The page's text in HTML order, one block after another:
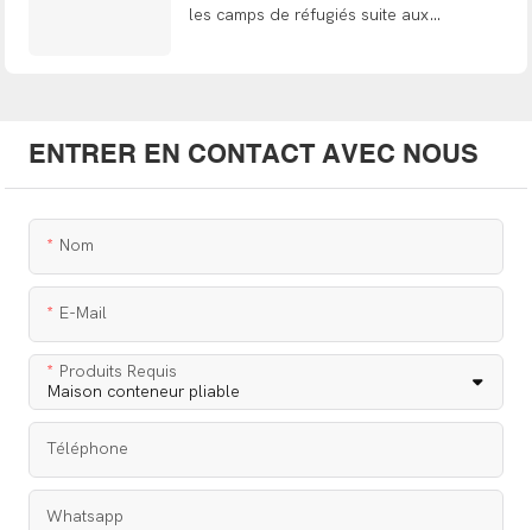
les camps de réfugiés suite aux
ENTRER EN CONTACT AVEC NOUS
Nom
E-Mail
Produits Requis
Téléphone
Whatsapp